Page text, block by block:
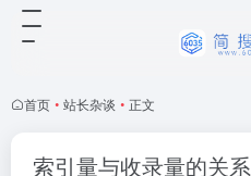
首页 • 站长杂谈 • 正文
索引量与收录量的关系